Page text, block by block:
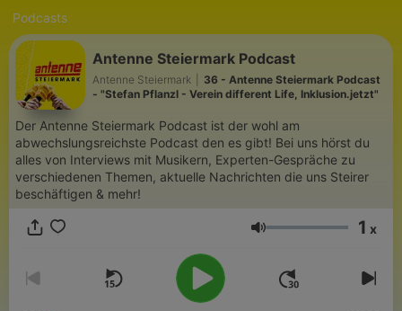
Podcasts
Antenne Steiermark Podcast
Antenne Steiermark
36 - Antenne Steiermark Podcast
- "Stefan Pflanzl - Verein different Life, Inklusion.jetzt"
Der Antenne Steiermark Podcast ist der wohl am
abwechslungsreichste Podcast den es gibt! Bei uns hörst du
alles von Interviews mit Musikern, Experten-Gespräche zu
verschiedenen Themen, aktuelle Nachrichten die uns Steirer
beschäftigen & mehr!
Lautstärke 1 x